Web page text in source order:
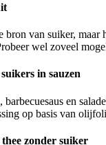
van suiker, maar
wel zoveel
in sauzen
barbecuesaus en
op basis van
zonder suiker